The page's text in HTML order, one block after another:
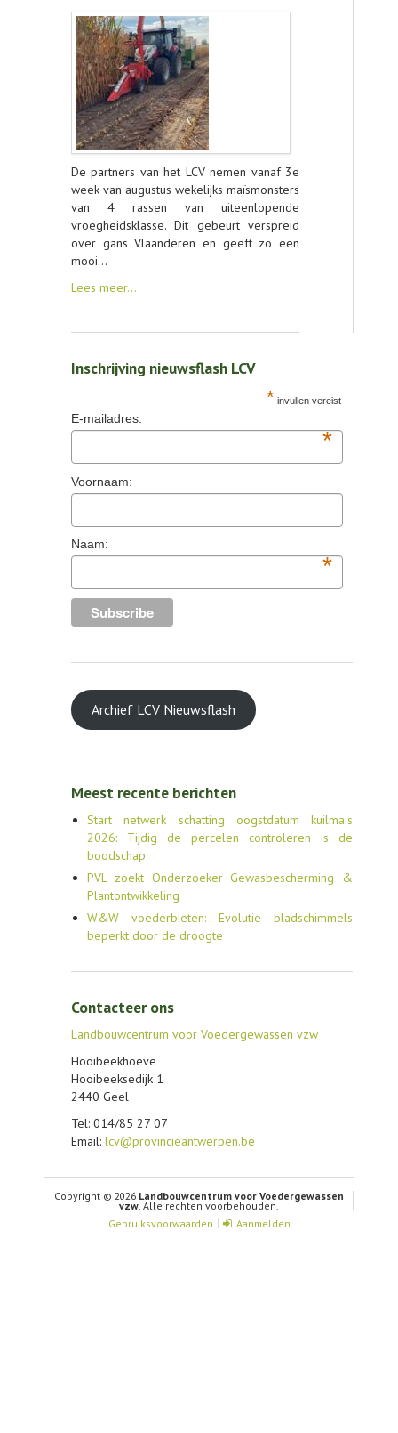
De partners van het LCV nemen vanaf 3e
week van augustus wekelijks maïsmonsters
van 4 rassen van uiteenlopende
vroegheidsklasse. Dit gebeurt verspreid
over gans Vlaanderen en geeft zo een
mooi…
Lees meer…
Inschrijving nieuwsflash LCV
* invullen vereist
E-mailadres:
*
Voornaam:
Naam:
*
Archief LCV Nieuwsflash
Meest recente berichten
Start netwerk schatting oogstdatum kuilmais
2026: Tijdig de percelen controleren is de
boodschap
PVL zoekt Onderzoeker Gewasbescherming &
Plantontwikkeling
W&W voederbieten: Evolutie bladschimmels
beperkt door de droogte
Contacteer ons
Landbouwcentrum voor Voedergewassen vzw
Hooibeekhoeve
Hooibeeksedijk 1
2440 Geel
Tel: 014/85 27 07
Email: lcv@provincieantwerpen.be
Copyright © 2026 Landbouwcentrum voor Voedergewassen
vzw. Alle rechten voorbehouden.
Gebruiksvoorwaarden
Aanmelden